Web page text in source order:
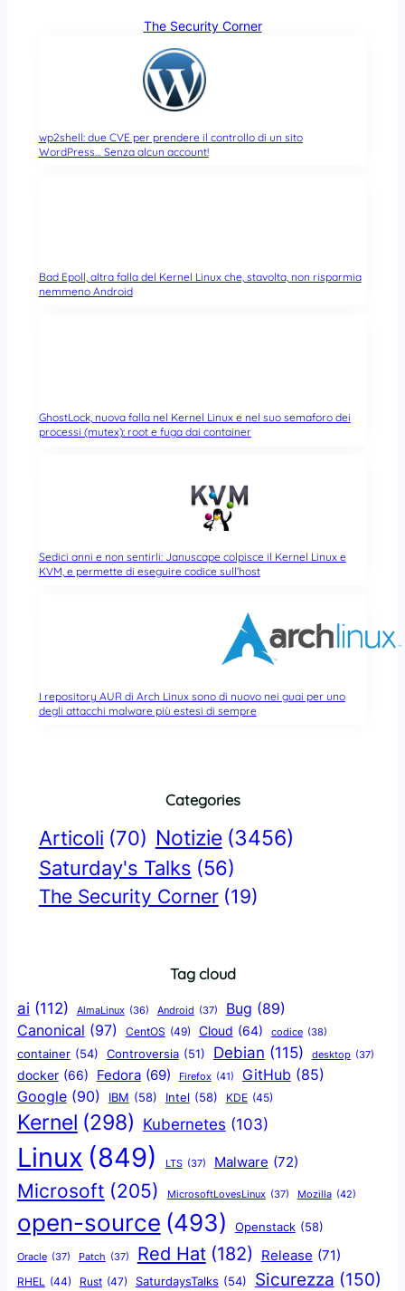
The Security Corner
wp2shell: due CVE per prendere il controllo di un sito
WordPress… Senza alcun account!
Bad Epoll, altra falla del Kernel Linux che, stavolta, non risparmia
nemmeno Android
GhostLock, nuova falla nel Kernel Linux e nel suo semaforo dei
processi (mutex): root e fuga dai container
Sedici anni e non sentirli: Januscape colpisce il Kernel Linux e
KVM, e permette di eseguire codice sull’host
I repository AUR di Arch Linux sono di nuovo nei guai per uno
degli attacchi malware più estesi di sempre
Categories
Articoli (70) Notizie (3456)
Saturday's Talks (56)
The Security Corner (19)
Tag cloud
ai (112) AlmaLinux (36) Android (37) Bug (89)
Canonical (97) CentOS (49) Cloud (64) codice (38)
container (54) Controversia (51) Debian (115) desktop (37)
docker (66) Fedora (69) Firefox (41) GitHub (85)
Google (90) IBM (58) Intel (58) KDE (45)
Kernel (298) Kubernetes (103)
Linux (849) LTS (37) Malware (72)
Microsoft (205) MicrosoftLovesLinux (37) Mozilla (42)
open-source (493) Openstack (58)
Oracle (37) Patch (37) Red Hat (182) Release (71)
RHEL (44) Rust (47) SaturdaysTalks (54) Sicurezza (150)